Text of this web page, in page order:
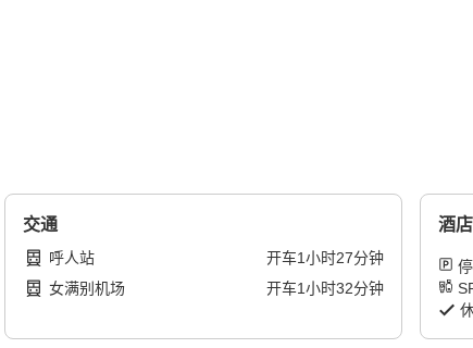
交通
呼人站 开车1小时27分钟
女满别机场
开车1小时32分钟
酒